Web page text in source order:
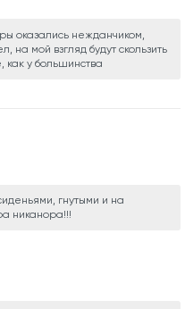
оказались нежданчиком,
на мой взгляд будут скользить
у большинства
гнутыми и на
никанора!!!